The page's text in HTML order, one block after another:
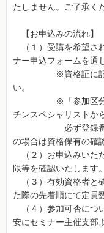
たしません。ご了承く
【お申込みの流れ】
（１）受講を希望さ
ナー申込フォームを通
※資格証に記載さ
い。
※「参加区分」は
チンスペシャリストか
必ず登録番号を
の場合は資格保有の確
（２）お申込みいた
限等を確認いたします。
（３）有効資格者と
た際の先着順にて定員
（４）参加可否につ
安にセミナー主催支部